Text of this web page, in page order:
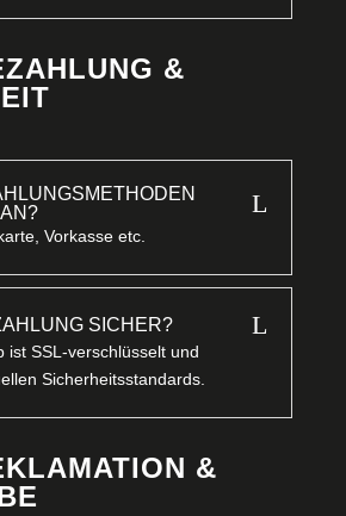
&
L
Vorkasse etc.
SICHER? L
ist SSL-verschlüsselt und
Sicherheitsstandards.
&